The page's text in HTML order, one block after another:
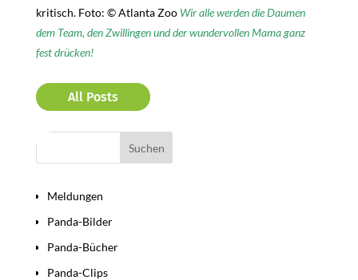
kritisch. Foto: © Atlanta Zoo Wir alle werden die Daumen
dem Team, den Zwillingen und der wundervollen Mama ganz
fest drücken!
All Posts
Meldungen
Panda-Bilder
Panda-Bücher
Panda-Clips